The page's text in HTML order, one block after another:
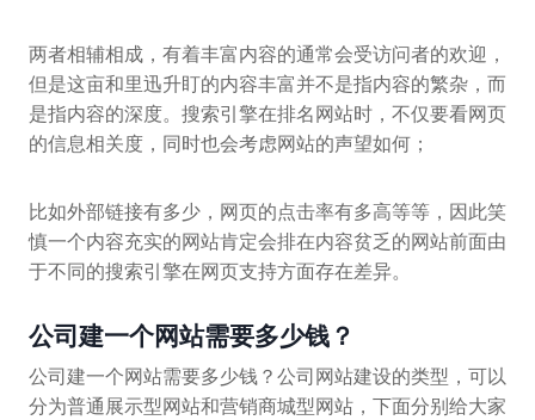
两者相辅相成，有着丰富内容的通常会受访问者的欢迎，
但是这亩和里迅升盯的内容丰富并不是指内容的繁杂，而
是指内容的深度。搜索引擎在排名网站时，不仅要看网页
的信息相关度，同时也会考虑网站的声望如何；
比如外部链接有多少，网页的点击率有多高等等，因此笑
慎一个内容充实的网站肯定会排在内容贫乏的网站前面由
于不同的搜索引擎在网页支持方面存在差异。
公司建一个网站需要多少钱？
公司建一个网站需要多少钱？公司网站建设的类型，可以
分为普通展示型网站和营销商城型网站，下面分别给大家